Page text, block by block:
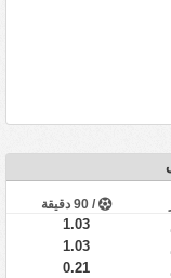
/ 90 دقيقة
1.03
1.03
0.21